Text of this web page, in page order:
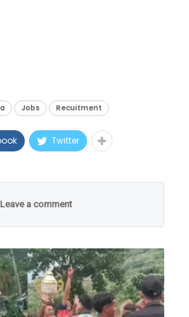
क्षेत्रातील तज्ज्ञांनी
(RedoQ) चे मुख्य
कर्मचाऱ्यांसाठी पीएफ
वित्तीय मालमत्ता आहे. ही रक्कम
अधिक नियंत्रण मिळेल.
तात्काळ रोखता (Liquidity)
निर्णय देशाच्या डिजिटल
एका अंधाऱ्या खाईत लोटले.
नाव बदलून ‘झैरे’ (Zaire) केले.
कॉंगोच्या जनतेने प्रचंड छळ
: माणूस एवढं कसं सहन करू
बसलेल्या या साधूची गोष्ट…
काही आहे, पण मानवजात
मी या संपूर्ण ग्रहावर एकटाच
दावा हा मास्क मॅन करतो.
तो ज्या मोबाईल फोनचा वापर
आहे, त्यावर २०२६ ऐवजी
दावाही त्याने केला आहे.
Proof) करिअर
ज्ञानाच्या पलीकडे
भावना (EQ), सर्जनशीलता
(Practical Skills)
लागतील. पुढील काळात
आणि लाखो-करोडोंचे
पर्यायांचा हा एक सखोल
Jobs Recuitment
Twitter
Leave a comment